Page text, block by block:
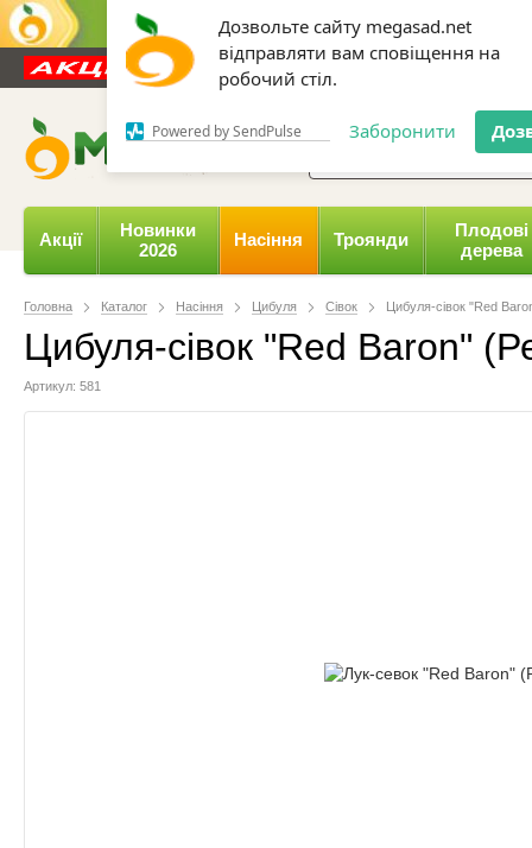
Дозвольте сайту megasad.net
відправляти вам сповіщення на
робочий стіл.
Powered by SendPulse Заборонити
Новини та статті Контакти
067 654-
Акції
Новинки
2026
Насіння Троянди
Плодові
дерева
Головна Каталог Насіння Цибуля Сівок Цибуля-сівок "Red
Цибуля-сівок "Red Baron"
Артикул: 581